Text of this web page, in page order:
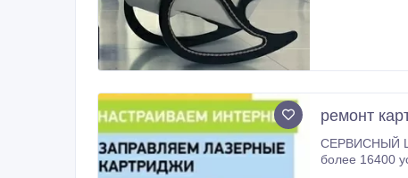
ремонт
СЕРВИСНЫЙ ЦЕНТР "SKM" Мы представлены на рынке г. Усть-
более 16400 услуг